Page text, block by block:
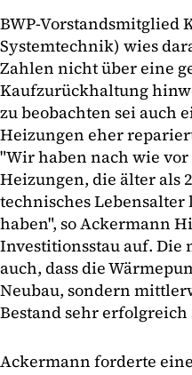
BWP-Vorstandsmitglied
Systemtechnik) wies
Zahlen nicht über eine
Kaufzurückhaltung
zu beobachten sei auch
Heizungen eher
"Wir haben nach wie vor
Heizungen, die älter als
technisches
haben", so Ackermann
Investitionsstau auf. Die
auch, dass die
Neubau, sondern
Bestand sehr erfolgreich
Ackermann forderte